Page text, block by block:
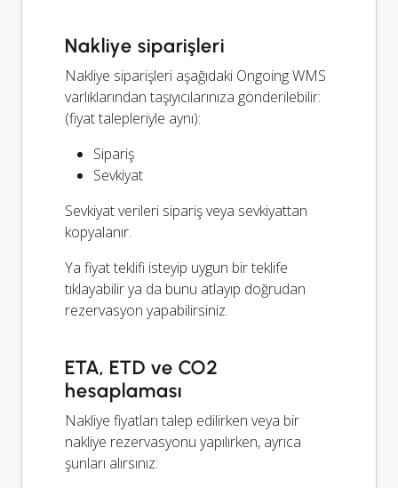
Nakliye siparişleri
Nakliye siparişleri aşağıdaki Ongoing WMS
varlıklarından taşıyıcılarınıza gönderilebilir:
(fiyat talepleriyle aynı):
Sipariş
Sevkiyat
Sevkiyat verileri sipariş veya sevkiyattan
kopyalanır.
Ya fiyat teklifi isteyip uygun bir teklife
tıklayabilir ya da bunu atlayıp doğrudan
rezervasyon yapabilirsiniz.
ETA, ETD ve CO2
hesaplaması
Nakliye fiyatları talep edilirken veya bir
nakliye rezervasyonu yapılırken, ayrıca
şunları alırsınız: